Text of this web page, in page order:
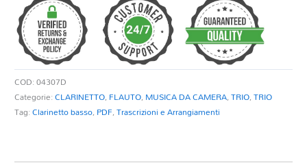
quantità
COD:04307D
Categorie:CLARINETTO, FLAUTO, MUSICA DA CAMERA,TRIO,TRIO
Tag:Clarinetto basso, PDF,Trascrizioni e Arrangiamenti